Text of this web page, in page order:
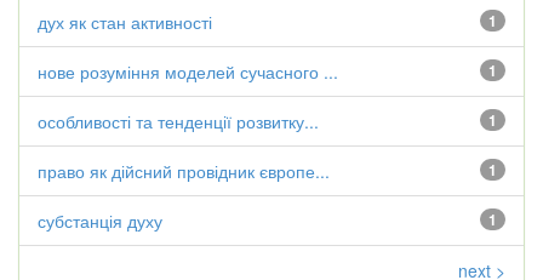
1
дух як стан активності
1
нове розуміння моделей сучасного ...
1
особливості та тенденції розвитку...
1
право як дійсний провідник європе...
1
субстанція духу
next >